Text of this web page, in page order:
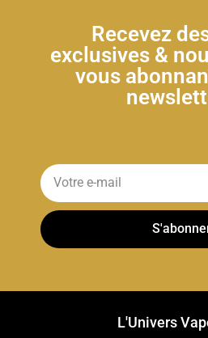
Recevez
exclusives &
vous
L'Univers